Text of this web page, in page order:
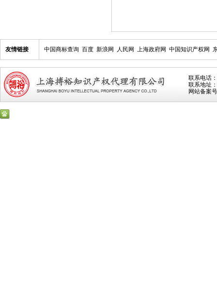
友情链接 中国商标查询 百度 新浪网 人民网 上海政府网 中国知识产权网
联系电话
联系地址
网站备案